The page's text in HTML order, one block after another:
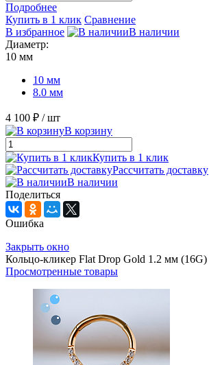
Подробнее
Купить в 1 клик Сравнение
В избранное
В наличии
Диаметр:
10 мм
10 мм
8.0 мм
4 100 ₽ / шт
В корзину
Купить в 1 клик
Рассчитать доставку
В наличии
Поделиться
Ошибка
Закрыть окно
Кольцо-кликер Flat Drop Gold 1.2 мм (16G)
Просмотренные товары